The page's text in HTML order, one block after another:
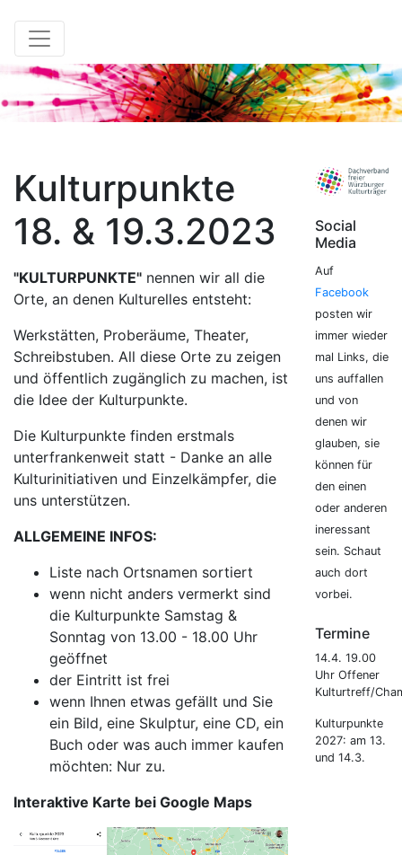
Kulturpunkte
18. & 19.3.2023
"KULTURPUNKTE" nennen wir all die
Orte, an denen Kulturelles entsteht:
Werkstätten, Proberäume, Theater,
Schreibstuben. All diese Orte zu zeigen
und öffentlich zugänglich zu machen, ist
die Idee der Kulturpunkte.
Die Kulturpunkte finden erstmals
unterfrankenweit statt - Danke an alle
Kulturinitiativen und Einzelkämpfer, die
uns unterstützen.
ALLGEMEINE INFOS:
Liste nach Ortsnamen sortiert
wenn nicht anders vermerkt sind
die Kulturpunkte Samstag &
Sonntag von 13.00 - 18.00 Uhr
geöffnet
der Eintritt ist frei
wenn Ihnen etwas gefällt und Sie
ein Bild, eine Skulptur, eine CD, ein
Buch oder was auch immer kaufen
möchten: Nur zu.
Interaktive Karte bei Google Maps
Social
Media
Auf
Facebook
posten wir
immer wieder
mal Links, die
uns auffallen
und von
denen wir
glauben, sie
können für
den einen
oder anderen
ineressant
sein. Schaut
auch dort
vorbei.
Termine
14.4. 19.00
Uhr Offener
Kulturtreff/
Kulturpunkte
2027: am 13.
und 14.3.